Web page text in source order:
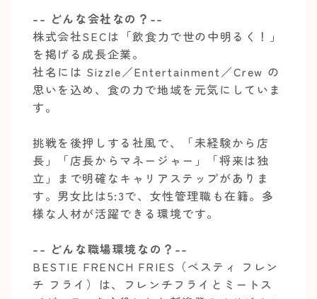
-- どんな会社なの？--
株式会社SECは「飲食力で世の中明るく！」
を掲げる成長企業。
社名には Sizzle／Entertainment／Crew の
思いを込め、食の力で地域を元気にしていま
す。
挑戦を後押しする社風で、「未経験から店
長」「店長からマネージャー」「将来は独
立」まで明確なキャリアステップがありま
す。男女比は5:3で、女性管理職も在籍。多
様な人材が活躍できる環境です。
-- どんな職場環境なの？--
BESTIE FRENCH FRIES（ベスティ フレン
チ フライ）は、フレンチフライとミートス